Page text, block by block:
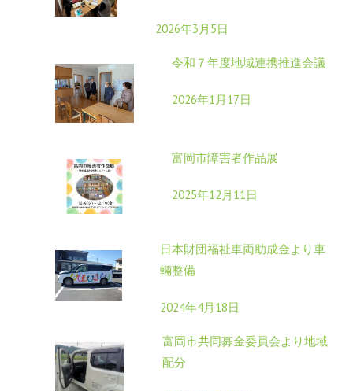
2026年3月5日
令和７年度地域連携推進会議
2026年1月17日
富岡市障害者作品展
2025年12月11日
日本財団福祉車両助成金より車
輛整備
2024年4月18日
富岡市共同募金委員会より地域
配分